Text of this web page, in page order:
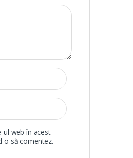
ul web în acest
o să comentez.